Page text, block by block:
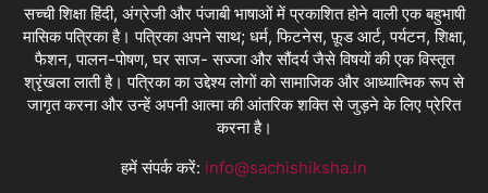
सच्ची शिक्षा हिंदी, अंग्रेजी और पंजाबी भाषाओं में प्रकाशित होने वाली एक बहुभाषी
मासिक पत्रिका है। पत्रिका अपने साथ; धर्म, फिटनेस, फ़ूड आर्ट, पर्यटन, शिक्षा,
फैशन, पालन-पोषण, घर साज- सज्जा और सौंदर्य जैसे विषयों की एक विस्तृत
श्रृंखला लाती है। पत्रिका का उद्देश्य लोगों को सामाजिक और आध्यात्मिक रूप से
जागृत करना और उन्हें अपनी आत्मा की आंतरिक शक्ति से जुड़ने के लिए प्रेरित
करना है।
हमें संपर्क करें: info@sachishiksha.in